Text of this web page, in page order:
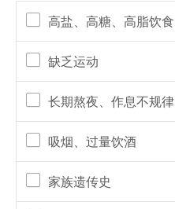
高盐、高糖、高脂饮食
缺乏运动
长期熬夜、作息不规律
吸烟、过量饮酒
家族遗传史